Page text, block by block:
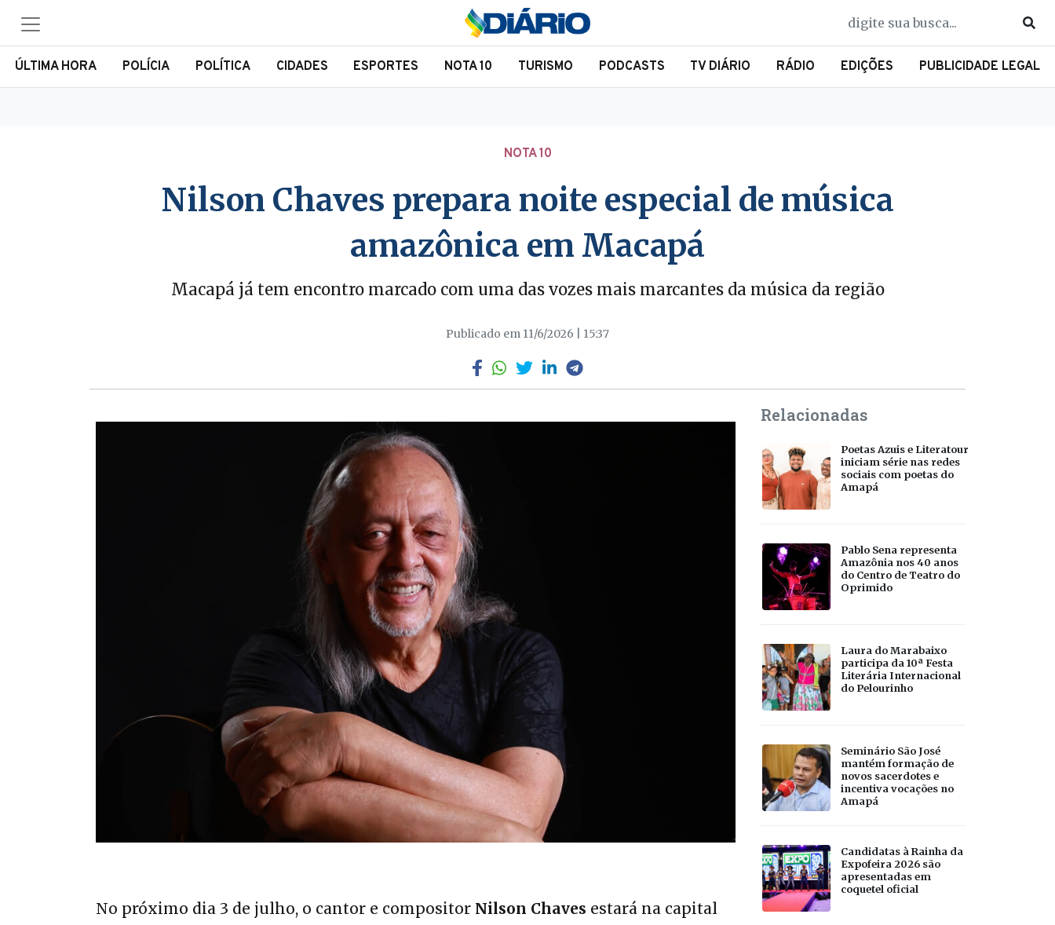
ÚLTIMA HORA POLÍCIA POLÍTICA CIDADES ESPORTES NOTA 10 TURISMO PODCASTS TV DIÁRIO RÁDIO EDIÇÕES PUBLICIDADE LEGAL
NOTA 10
Nilson Chaves prepara noite especial de música
amazônica em Macapá
Macapá já tem encontro marcado com uma das vozes mais marcantes da música da região
Publicado em 11/6/2026 | 15:37
No próximo dia 3 de julho, o cantor e compositor Nilson Chaves estará na capital
Relacionadas
Poetas Azuis e Literatour
iniciam série nas redes
sociais com poetas do
Amapá
Pablo Sena representa
Amazônia nos 40 anos
do Centro de Teatro do
Oprimido
Laura do Marabaixo
participa da 10ª Festa
Literária Internacional
do Pelourinho
Seminário São José
mantém formação de
novos sacerdotes e
incentiva vocações no
Amapá
Candidatas à Rainha da
Expofeira 2026 são
apresentadas em
coquetel oficial